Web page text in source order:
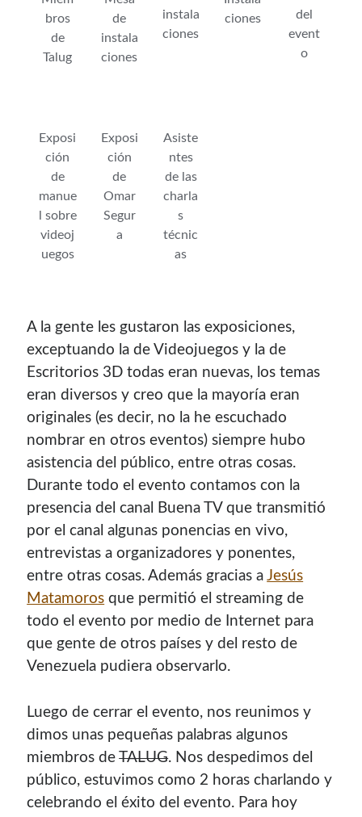
bros
de
Talug
de
instala
ciones
instala
ciones
ciones
del
event
o
Exposi
ción
de
manue
l sobre
videoj
uegos
Exposi
ción
de
Omar
Segur
a
Asiste
ntes
de las
charla
s
técnic
as
A la gente les gustaron las exposiciones,
exceptuando la de Videojuegos y la de
Escritorios 3D todas eran nuevas, los temas
eran diversos y creo que la mayorí­a eran
originales (es decir, no la he escuchado
nombrar en otros eventos) siempre hubo
asistencia del público, entre otras cosas.
Durante todo el evento contamos con la
presencia del canal Buena TV que transmitió
por el canal algunas ponencias en vivo,
entrevistas a organizadores y ponentes,
entre otras cosas. Además gracias aJesús
Matamoros que permitió el streaming de
todo el evento por medio de Internet para
que gente de otros paí­ses y del resto de
Venezuela pudiera observarlo.
Luego de cerrar el evento, nos reunimos y
dimos unas pequeñas palabras algunos
miembros deTALUG. Nos despedimos del
público, estuvimos como 2 horas charlando y
celebrando el éxito del evento. Para hoy